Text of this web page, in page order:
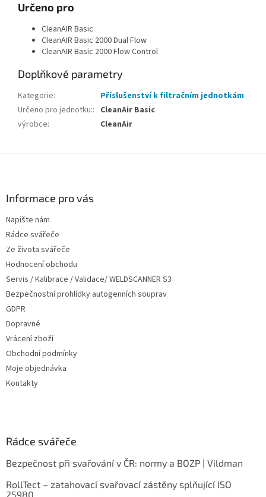
Určeno pro
CleanAIR Basic
CleanAIR Basic 2000 Dual Flow
CleanAIR Basic 2000 Flow Control
Doplňkové parametry
Kategorie:
Příslušenství k filtračním jednotkám
Určeno pro jednotku:: CleanAir Basic
výrobce: CleanAir
Informace pro vás
Napište nám
Rádce svářeče
Ze života svářeče
Hodnocení obchodu
Servis / Kalibrace / Validace/ WELDSCANNER S3
Bezpečnostní prohlídky autogenních souprav
GDPR
Dopravné
Vrácení zboží
Obchodní podmínky
Moje objednávka
Kontakty
Rádce svářeče
Bezpečnost při svařování v ČR: normy a BOZP | Vildman
RollTect – zatahovací svařovací zástěny splňující ISO
25980